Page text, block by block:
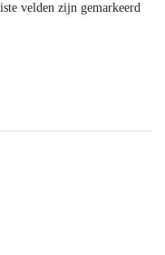
velden zijn gemarkeerd